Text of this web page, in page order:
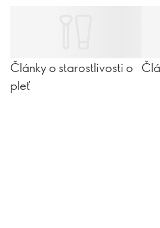
Články o starostlivosti o
pleť